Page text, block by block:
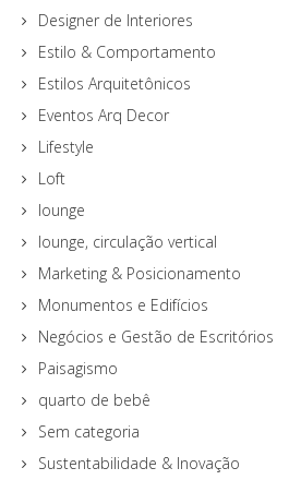
Designer de Interiores
Estilo & Comportamento
Estilos Arquitetônicos
Eventos Arq Decor
Lifestyle
Loft
lounge
lounge, circulação vertical
Marketing & Posicionamento
Monumentos e Edifícios
Negócios e Gestão de Escritórios
Paisagismo
quarto de bebê
Sem categoria
Sustentabilidade & Inovação